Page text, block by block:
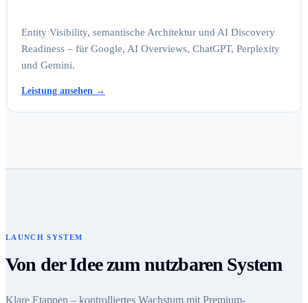
Entity Visibility, semantische Architektur und AI Discovery
Readiness – für Google, AI Overviews, ChatGPT, Perplexity
und Gemini.
Leistung ansehen →
LAUNCH SYSTEM
Von der Idee zum nutzbaren System
Klare Etappen – kontrolliertes Wachstum mit Premium-